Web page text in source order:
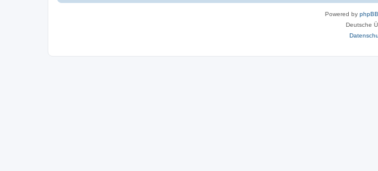
Powered by phpBB
Deutsche